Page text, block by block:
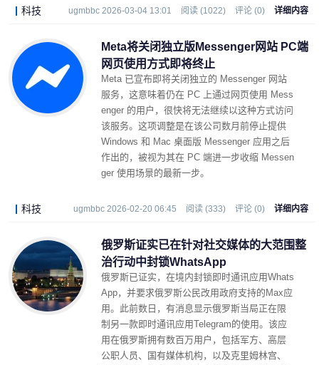
科技 ugmbbc 2026-03-04 13:01 阅读 (1022) 评论 (0) 详细内容
Meta将关闭独立版Messenger网站 PC端
网页使用方式即将终止 ​
Meta 已宣布即将关闭独立的 Messenger 网站
服务，这意味着仍在 PC 上通过网页使用 Mess
enger 的用户，很快将无法继续以这种方式访问
该服务。这项调整是在该公司数月前停止提供
Windows 和 Mac 桌面版 Messenger 应用之后
作出的，被视为其在 PC 端进一步收缩 Messen
ger 使用场景的最新一步。
科技 ugmbbc 2026-02-20 06:45 阅读 (333) 评论 (0) 详细内容
俄罗斯证实已在针对社交媒体的大范围整
治行动中封锁WhatsApp
俄罗斯已证实，在境内封锁即时通讯应用Whats
App，并要求俄罗斯公民改用政府支持的Max应
用。此前数日，有消息显示俄罗斯当局正在限
制另一款即时通讯应用Telegram的使用。该应
用在俄罗斯拥有数百万用户，包括军方、高层
公职人员、国有媒体机构，以及克里姆林宫、